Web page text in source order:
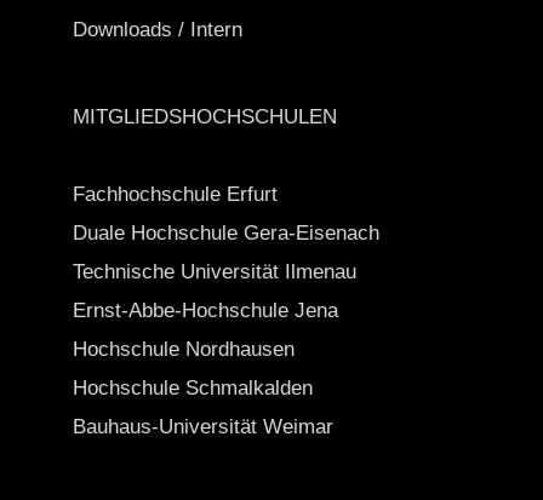
Downloads / Intern
MITGLIEDSHOCHSCHULEN
Fachhochschule Erfurt
Duale Hochschule Gera-Eisenach
Technische Universität Ilmenau
Ernst-Abbe-Hochschule Jena
Hochschule Nordhausen
Hochschule Schmalkalden
Bauhaus-Universität Weimar